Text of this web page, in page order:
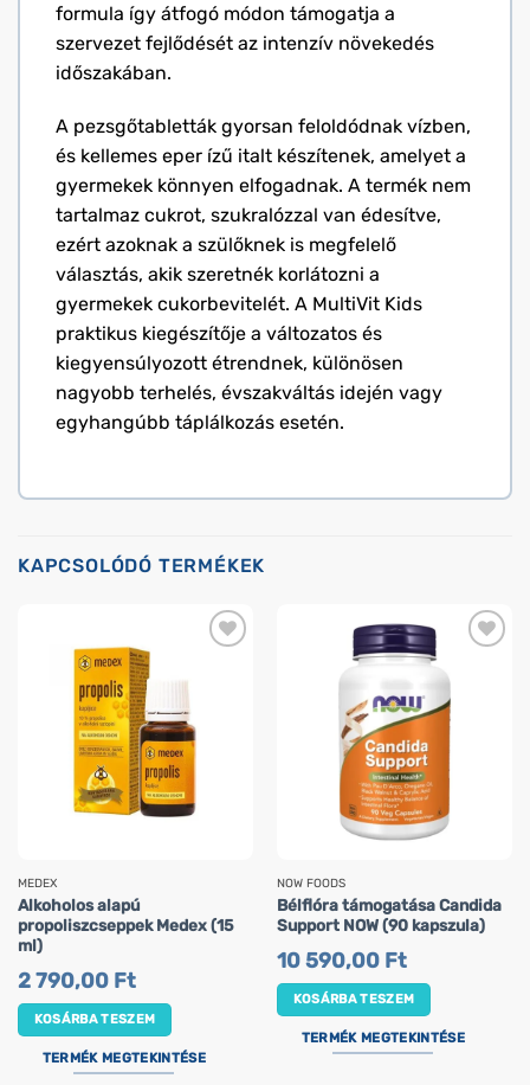
formula így átfogó módon támogatja a
szervezet fejlődését az intenzív növekedés
időszakában.
A pezsgőtabletták gyorsan feloldódnak vízben,
és kellemes eper ízű italt készítenek, amelyet a
gyermekek könnyen elfogadnak. A termék nem
tartalmaz cukrot, szukralózzal van édesítve,
ezért azoknak a szülőknek is megfelelő
választás, akik szeretnék korlátozni a
gyermekek cukorbevitelét. A MultiVit Kids
praktikus kiegészítője a változatos és
kiegyensúlyozott étrendnek, különösen
nagyobb terhelés, évszakváltás idején vagy
egyhangúbb táplálkozás esetén.
KAPCSOLÓDÓ TERMÉKEK
MEDEX
Alkoholos alapú
propoliszcseppek Medex (15
ml)
2 790,00 Ft
KOSÁRBA TESZEM
TERMÉK MEGTEKINTÉSE
NOW FOODS
Bélflóra támogatása Candida
Support NOW (90 kapszula)
10 590,00 Ft
KOSÁRBA TESZEM
TERMÉK MEGTEKINTÉSE